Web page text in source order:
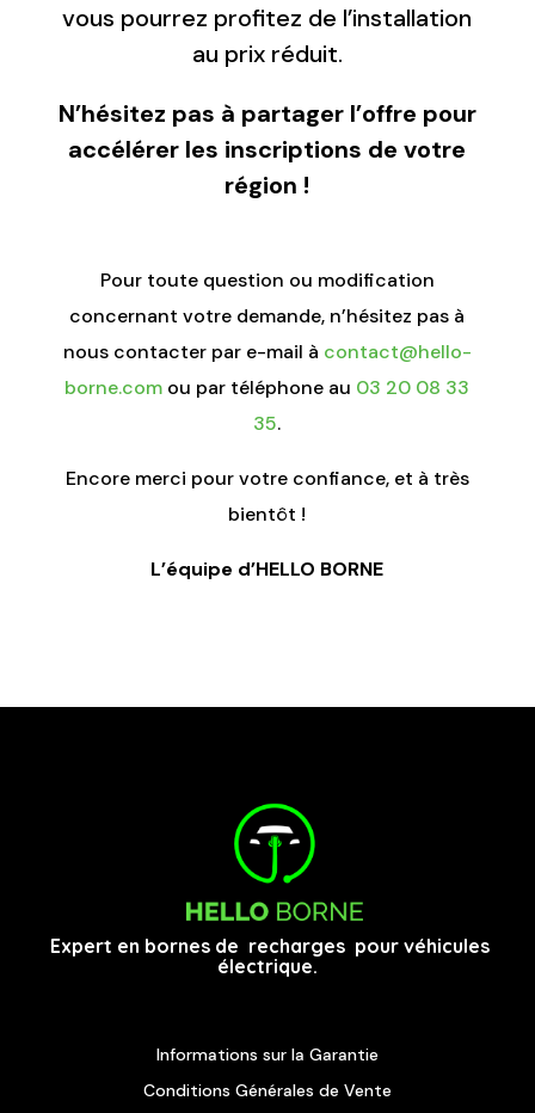
vous pourrez profitez de l’installation
au prix réduit.
N’hésitez pas à partager l’offre pour
accélérer les inscriptions de votre
région !
Pour toute question ou modification
concernant votre demande, n’hésitez pas à
nous contacter par e-mail à contact@hello-
borne.com ou par téléphone au 03 20 08 33
35.
Encore merci pour votre confiance, et à très
bientôt !
L’équipe d’HELLO BORNE
Expert en bornes de recharges pour véhicules
électrique.
Informations sur la Garantie
Conditions Générales de Vente